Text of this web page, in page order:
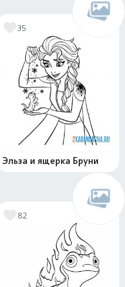
35
Эльза и ящерка Бруни
82